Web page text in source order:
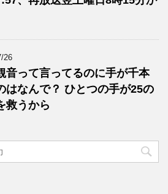
26
音って言ってるのに手が千本
はなんで？ ひとつの手が25の
救うから